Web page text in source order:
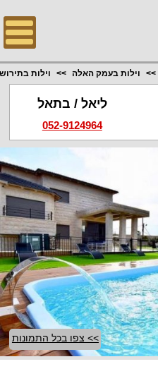
וילות בעמק האלה וילות
ליאל / בתאל
052-9124964
>> צפו בכל התמונות